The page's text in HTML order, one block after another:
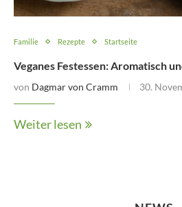
Familie Rezepte Startseite
Veganes Festessen: Aromatisch
von Dagmar von Cramm 30.
Weiter lesen